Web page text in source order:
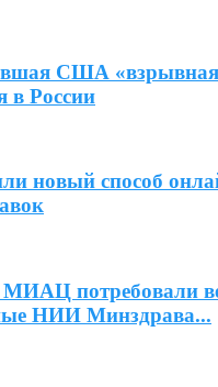
США «взрывная
в России
новый способ
МИАЦ потребовали
НИИ Минздрава...